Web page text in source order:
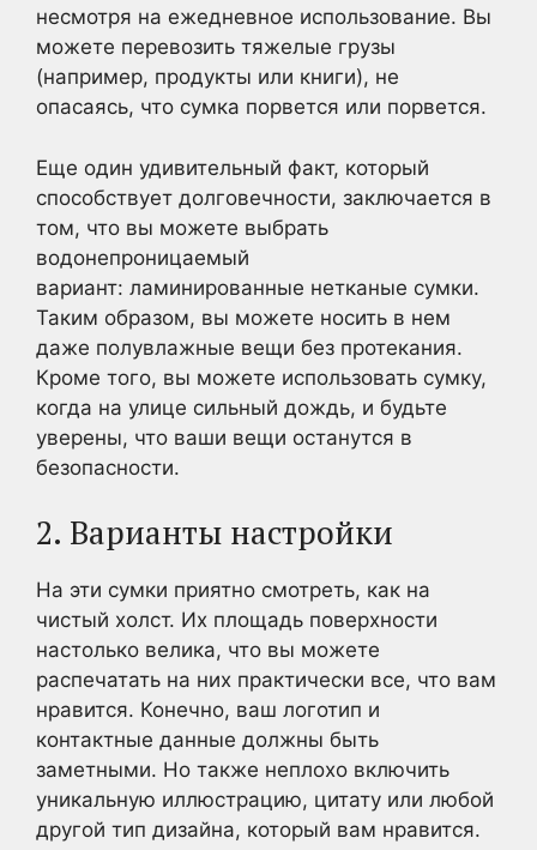
несмотря на ежедневное использование. Вы
можете перевозить тяжелые грузы
(например, продукты или книги), не
опасаясь, что сумка порвется или порвется.
Еще один удивительный факт, который
способствует долговечности, заключается в
том, что вы можете выбрать
водонепроницаемый
вариант: ламинированные нетканые сумки.
Таким образом, вы можете носить в нем
даже полувлажные вещи без протекания.
Кроме того, вы можете использовать сумку,
когда на улице сильный дождь, и будьте
уверены, что ваши вещи останутся в
безопасности.
2. Варианты настройки
На эти сумки приятно смотреть, как на
чистый холст. Их площадь поверхности
настолько велика, что вы можете
распечатать на них практически все, что вам
нравится. Конечно, ваш логотип и
контактные данные должны быть
заметными. Но также неплохо включить
уникальную иллюстрацию, цитату или любой
другой тип дизайна, который вам нравится.